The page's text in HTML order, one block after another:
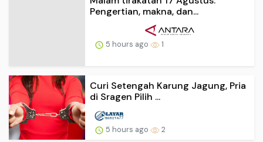
Pengertian, makna, dan...
5 hours ago 1
Curi Setengah Karung Jagung, Pria
di Sragen Pilih ...
5 hours ago 2